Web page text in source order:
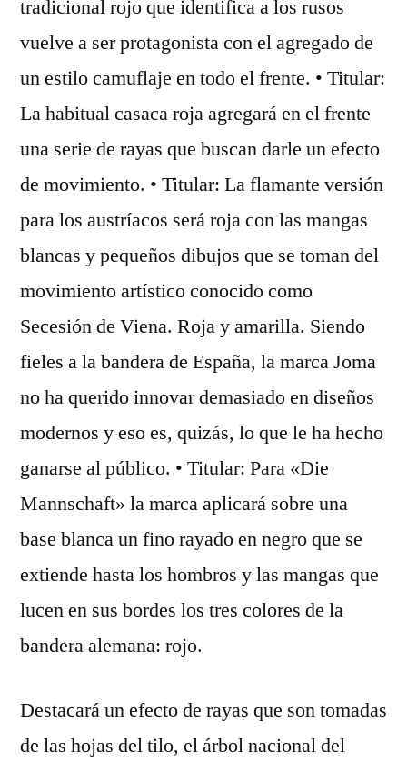
tradicional rojo que identifica a los rusos
vuelve a ser protagonista con el agregado de
un estilo camuflaje en todo el frente. • Titular:
La habitual casaca roja agregará en el frente
una serie de rayas que buscan darle un efecto
de movimiento. • Titular: La flamante versión
para los austríacos será roja con las mangas
blancas y pequeños dibujos que se toman del
movimiento artístico conocido como
Secesión de Viena. Roja y amarilla. Siendo
fieles a la bandera de España, la marca Joma
no ha querido innovar demasiado en diseños
modernos y eso es, quizás, lo que le ha hecho
ganarse al público. • Titular: Para «Die
Mannschaft» la marca aplicará sobre una
base blanca un fino rayado en negro que se
extiende hasta los hombros y las mangas que
lucen en sus bordes los tres colores de la
bandera alemana: rojo.
Destacará un efecto de rayas que son tomadas
de las hojas del tilo, el árbol nacional del